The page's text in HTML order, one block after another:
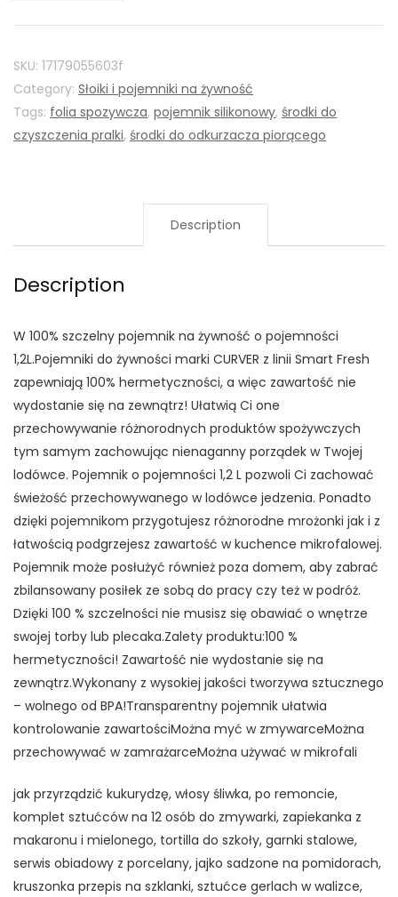
SKU: 17179055603f
Category: Słoiki i pojemniki na żywność
Tags: folia spozywcza, pojemnik silikonowy, środki do
czyszczenia pralki, środki do odkurzacza piorącego
Description
Description
W 100% szczelny pojemnik na żywność o pojemności
1,2L.Pojemniki do żywności marki CURVER z linii Smart Fresh
zapewniają 100% hermetyczności, a więc zawartość nie
wydostanie się na zewnątrz! Ułatwią Ci one
przechowywanie różnorodnych produktów spożywczych
tym samym zachowując nienaganny porządek w Twojej
lodówce. Pojemnik o pojemności 1,2 L pozwoli Ci zachować
świeżość przechowywanego w lodówce jedzenia. Ponadto
dzięki pojemnikom przygotujesz różnorodne mrożonki jak i z
łatwością podgrzejesz zawartość w kuchence mikrofalowej.
Pojemnik może posłużyć również poza domem, aby zabrać
zbilansowany posiłek ze sobą do pracy czy też w podróż.
Dzięki 100 % szczelności nie musisz się obawiać o wnętrze
swojej torby lub plecaka.Zalety produktu:100 %
hermetyczności! Zawartość nie wydostanie się na
zewnątrz.Wykonany z wysokiej jakości tworzywa sztucznego
– wolnego od BPA!Transparentny pojemnik ułatwia
kontrolowanie zawartościMożna myć w zmywarceMożna
przechowywać w zamrażarceMożna używać w mikrofali
jak przyrządzić kukurydzę, włosy śliwka, po remoncie,
komplet sztućców na 12 osób do zmywarki, zapiekanka z
makaronu i mielonego, tortilla do szkoły, garnki stalowe,
serwis obiadowy z porcelany, jajko sadzone na pomidorach,
kruszonka przepis na szklanki, sztućce gerlach w walizce,